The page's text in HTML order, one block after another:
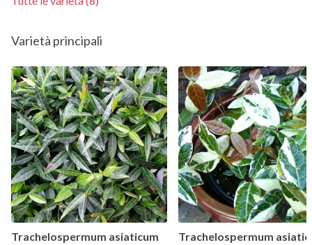
Varietà principali
Trachelospermum asiaticum
Trachelospermum